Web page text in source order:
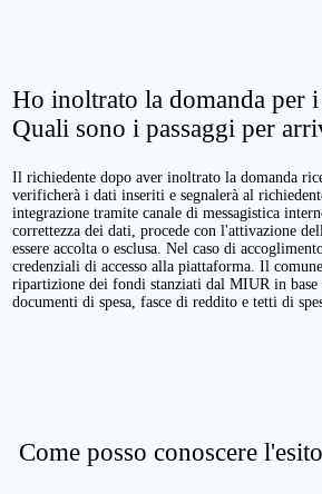
Ho inoltrato la domanda per
Quali sono i passaggi per
Il richiedente dopo aver inoltrato la domanda
verificherà i dati inseriti e segnalerà al
integrazione tramite canale di messagistica
correttezza dei dati, procede con l'attivazione
essere accolta o esclusa. Nel caso di
credenziali di accesso alla piattaforma. Il
ripartizione dei fondi stanziati dal MIUR in
documenti di spesa, fasce di reddito e tetti di
Come posso conoscere